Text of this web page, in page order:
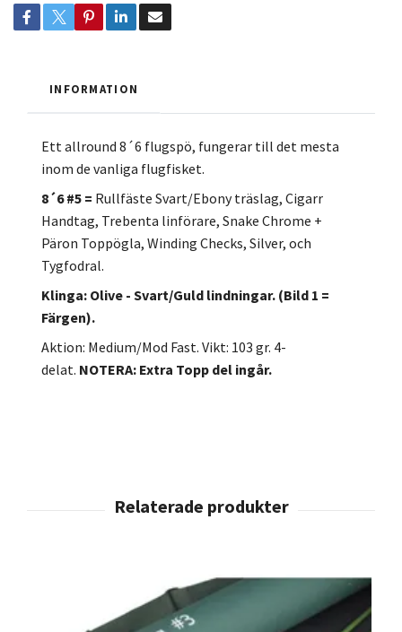
INFORMATION
Ett allround 8´6 flugspö, fungerar till det mesta
inom de vanliga flugfisket.
8´6 #5 = Rullfäste Svart/Ebony träslag, Cigarr
Handtag, Trebenta linförare, Snake Chrome +
Päron Toppögla, Winding Checks, Silver, och
Tygfodral.
Klinga: Olive - Svart/Guld lindningar. (Bild 1 =
Färgen).
Aktion: Medium/Mod Fast. Vikt: 103 gr. 4-
delat. NOTERA: Extra Topp del ingår.